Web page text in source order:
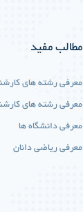
مطالب مفید
معرفی رشته های
معرفی رشته های
معرفی دانشگاه ها
معرفی ریاضی دانان